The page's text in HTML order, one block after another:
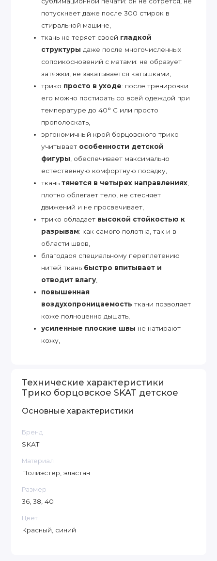
потускнеет даже после 300 стирок в
стиральной машине,
ткань не теряет своей гладкой
структуры даже после многочисленных
соприкосновений с матами: не образует
затяжки, не закатывается катышками,
трико просто в уходе: после тренировки
его можно постирать со всей одеждой при
температуре до 40° С или просто
прополоскать,
эргономичный крой борцовского трико
учитывает особенности детской
фигуры , обеспечивает максимально
естественную комфортную посадку,
ткань тянется в четырех направлениях
плотно облегает тело, не стесняет
движений и не просвечивает,
трико обладает высокой стойкостью к
разрывам: как самого полотна, так и в
области швов,
благодаря специальному переплетению
нитей ткань быстро впитывает и
отводит влагу
повышенная
воздухопроницаемость ткани позволяет
коже полноценно дышать,
усиленные плоские швы не натирают
кожу,
Технические характеристики
Трико борцовское SKAT детское
Основные характеристики
Бренд
SKAT
Материал
Полиэстер, эластан
Размер
36, 38, 40
Цвет
Красный, синий